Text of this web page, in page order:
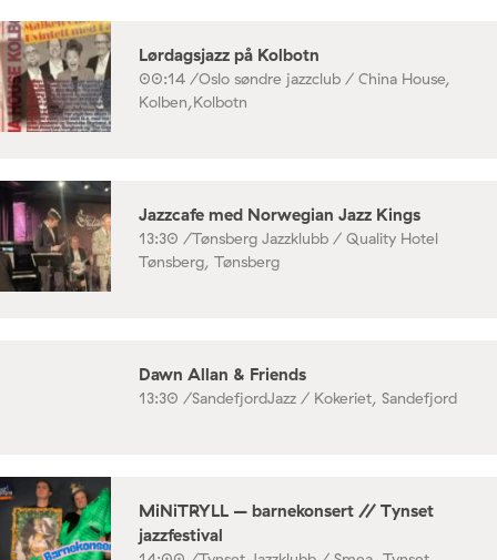
Lørdagsjazz på Kolbotn
00:14 /Oslo søndre jazzclub / China House,
Kolben,Kolbotn
Jazzcafe med Norwegian Jazz Kings
13:30 /Tønsberg Jazzklubb / Quality Hotel
Tønsberg, Tønsberg
Dawn Allan & Friends
13:30 /SandefjordJazz / Kokeriet, Sandefjord
MiNiTRYLL – barnekonsert // Tynset
jazzfestival